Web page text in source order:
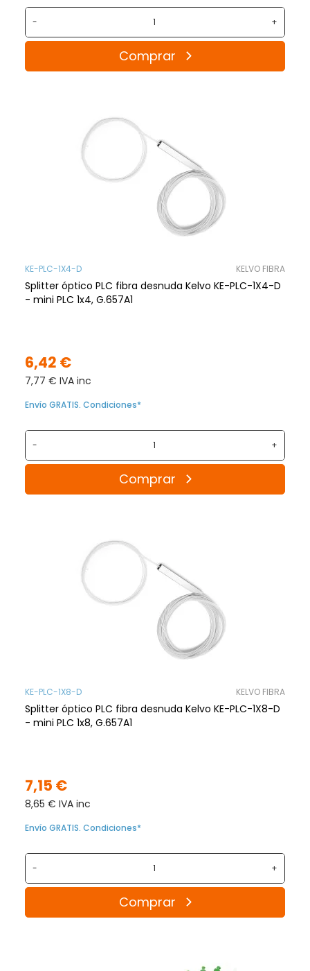
- +
Comprar
KE-PLC-1X4-D KELVO FIBRA
Splitter óptico PLC fibra desnuda Kelvo KE-PLC-1X4-D
- mini PLC 1x4, G.657A1
6,42 €
7,77 € IVA inc
Envío GRATIS. Condiciones*
- +
Comprar
KE-PLC-1X8-D KELVO FIBRA
Splitter óptico PLC fibra desnuda Kelvo KE-PLC-1X8-D
- mini PLC 1x8, G.657A1
7,15 €
8,65 € IVA inc
Envío GRATIS. Condiciones*
- +
Comprar